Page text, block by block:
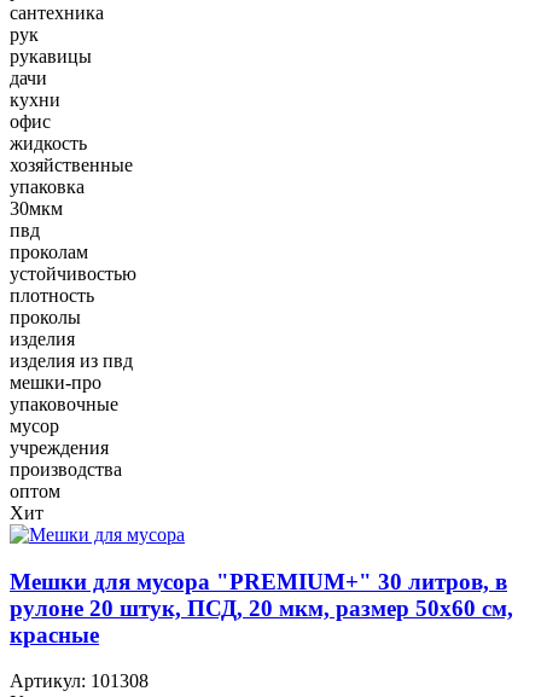
сантехника
рук
рукавицы
дачи
кухни
офис
жидкость
хозяйственные
упаковка
30мкм
пвд
проколам
устойчивостью
плотность
проколы
изделия
изделия из пвд
мешки-про
упаковочные
мусор
учреждения
производства
оптом
Хит
Мешки для мусора "PREMIUM+" 30 литров, в
рулоне 20 штук, ПСД, 20 мкм, размер 50х60 см,
красные
Артикул: 101308